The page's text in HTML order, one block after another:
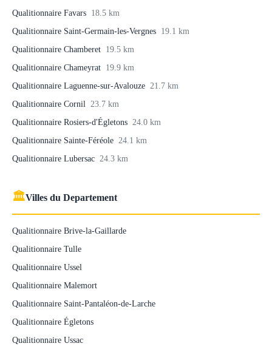
Qualitionnaire Favars 18.5 km
Qualitionnaire Saint-Germain-les-Vergnes 19.1 km
Qualitionnaire Chamberet 19.5 km
Qualitionnaire Chameyrat 19.9 km
Qualitionnaire Laguenne-sur-Avalouze 21.7 km
Qualitionnaire Cornil 23.7 km
Qualitionnaire Rosiers-d'Égletons 24.0 km
Qualitionnaire Sainte-Féréole 24.1 km
Qualitionnaire Lubersac 24.3 km
🏛Villes du Departement
Qualitionnaire Brive-la-Gaillarde
Qualitionnaire Tulle
Qualitionnaire Ussel
Qualitionnaire Malemort
Qualitionnaire Saint-Pantaléon-de-Larche
Qualitionnaire Égletons
Qualitionnaire Ussac